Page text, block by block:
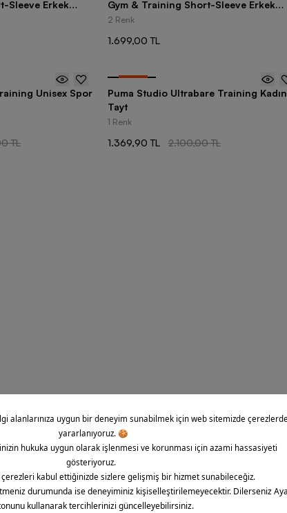
Sleeve Erkek
Gym & Training Short-Sleeve Erkek
Tişört
2 Renk
1.699,00 TL
Unisex Spor
TL
Puma Studio Ultrabare Training Kadın
Tayt
1 Renk
1.369,90 TL 2.100,00 TL
E-Bülten